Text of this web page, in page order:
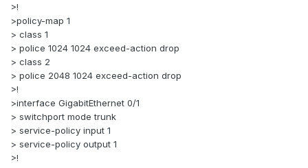
>!
>policy-map 1
> class 1
> police 1024 1024 exceed-action drop
> class 2
> police 2048 1024 exceed-action drop
>!
>interface GigabitEthernet 0/1
> switchport mode trunk
> service-policy input 1
> service-policy output 1
>!